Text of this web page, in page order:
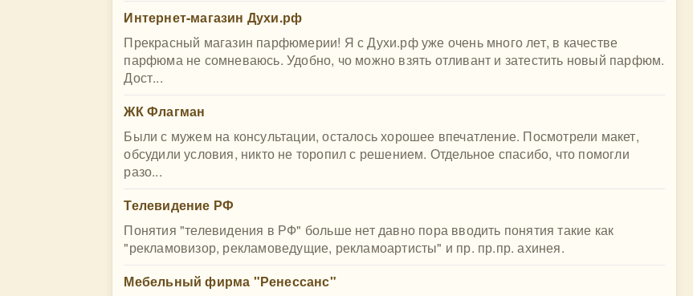
Интернет-магазин Духи.рф
Прекрасный магазин парфюмерии! Я с Духи.рф уже очень много лет, в качестве
парфюма не сомневаюсь. Удобно, чо можно взять отливант и затестить новый парфюм.
Дост...
ЖК Флагман
Были с мужем на консультации, осталось хорошее впечатление. Посмотрели макет,
обсудили условия, никто не торопил с решением. Отдельное спасибо, что помогли
разо...
Телевидение РФ
Понятия "телевидения в РФ" больше нет давно пора вводить понятия такие как
"рекламовизор, рекламоведущие, рекламоартисты" и пр. пр.пр. ахинея.
Мебельный фирма "Ренессанс"